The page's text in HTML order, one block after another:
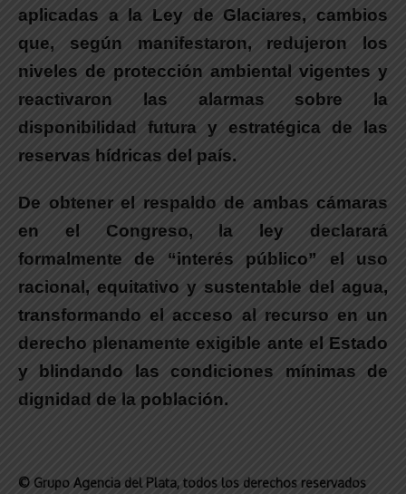
aplicadas a la Ley de Glaciares, cambios
que, según manifestaron, redujeron los
niveles de protección ambiental vigentes y
reactivaron las alarmas sobre la
disponibilidad futura y estratégica de las
reservas hídricas del país.
De obtener el respaldo de ambas cámaras
en el Congreso, la ley declarará
formalmente de “interés público” el uso
racional, equitativo y sustentable del agua,
transformando el acceso al recurso en un
derecho plenamente exigible ante el Estado
y blindando las condiciones mínimas de
dignidad de la población.
© Grupo Agencia del Plata, todos los derechos reservados